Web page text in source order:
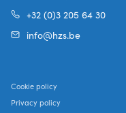
+32 (0)3 205 64 30
info@hzs.be
Cookie policy
Privacy policy